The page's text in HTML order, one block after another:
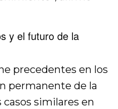
y el futuro de la
precedentes en los
permanente de la
casos similares en